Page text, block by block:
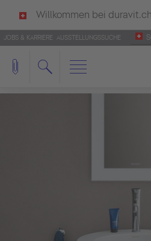
Willkommen bei
deutsch als Ihre Sprache erkannt.
Français Italiano
JOBS & KARRIERE AUSSTELLUNGSSUCHE